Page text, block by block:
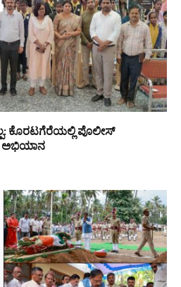
ಕೊರಟಗೆರೆಯಲ್ಲಿ ಪೊಲೀಸ್
ಅಭಿಯಾನ